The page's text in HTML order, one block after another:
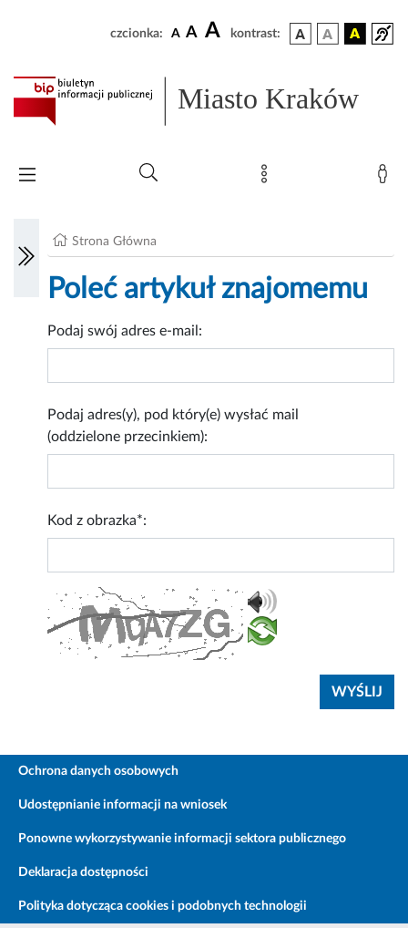
czcionka: A A A kontrast:
Miasto Kraków
Strona Główna
Poleć artykuł znajomemu
Podaj swój adres e-mail:
Podaj adres(y), pod który(e) wysłać mail
(oddzielone przecinkiem):
Kod z obrazka*:
Ochrona danych osobowych
Udostępnianie informacji na wniosek
Ponowne wykorzystywanie informacji sektora publicznego
Deklaracja dostępności
Polityka dotycząca cookies i podobnych technologii